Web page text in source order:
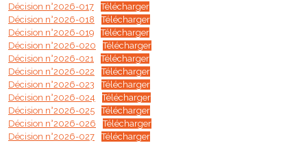
Décision n°2026-017
Télécharger
Décision n°2026-018
Télécharger
Décision n°2026-019
Télécharger
Décision n°2026-020
Télécharger
Décision n°2026-021
Télécharger
Décision n°2026-022
Télécharger
Décision n°2026-023
Télécharger
Décision n°2026-024
Télécharger
Décision n°2026-025
Télécharger
Décision n°2026-026
Télécharger
Décision n°2026-027
Télécharger